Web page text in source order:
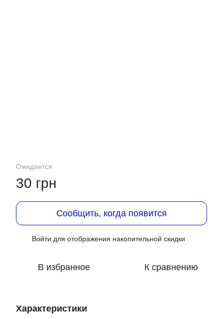
Ожидается
30 грн
Сообщить, когда появится
Войти для отображения накопительной скидки
В избранное К сравнению
Характеристики